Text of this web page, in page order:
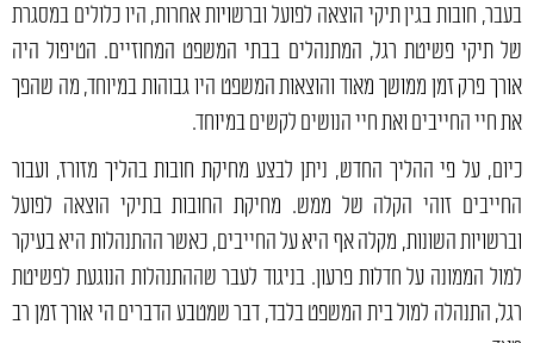
בעבר, חובות בגין תיקי הוצאה לפועל וברשויות אחרות, היו כלולים במסגרת
של תיקי פשיטת רגל, המתנהלים בבתי המשפט המחוזיים. הטיפול היה
אורך פרק זמן ממושך מאוד והוצאות המשפט היו גבוהות במיוחד, מה שהפך
את חיי החייבים ואת חיי הנושים לקשים במיוחד.
כיום, על פי ההליך החדש, ניתן לבצע מחיקת חובות בהליך מזורז, ועבור
החייבים זוהי הקלה של ממש. מחיקת החובות בתיקי הוצאה לפועל
וברשויות השונות, מקלה אף היא על החייבים, כאשר ההתנהלות היא בעיקר
למול הממונה על חדלות פרעון. בניגוד לעבר שההתנהלות הנוגעת לפשיטת
רגל, התנהלה למול בית המשפט בלבד, דבר שמטבע הדברים הי אורך זמן רב